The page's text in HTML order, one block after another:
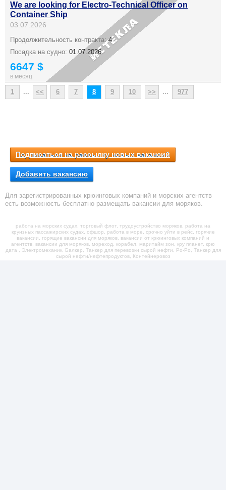
We are looking for Electro-Technical Officer on
Container Ship
03.07.2026
Продолжительность контракта:4
Посадка на судно: 01.07.2026
6647 $
в месяц
1 ... << 6 7 8 9 10 >> ... 977
Подписаться на рассылку новых вакансий
Добавить вакансию
Для зарегистрированных крюинговых компаний и морских агентств
есть возможность бесплатно размещать вакансии для моряков.
работа на морских судах, торговый флот, трудоустройство моряков, работа на
круизных пассажирских судах, офшор, работа в море, срочно уйти в рейс, горячие
вакансии, горящие вакансии для моряков, вакансии от крюинговых компаний и
агентств, вакансии для моряков, мореход, корабел, маритайм зон, кру планет, крю
дата , Электромеханик, Балкер, Танкер для перевозки сырой нефти, Ро-Ро, Танкер для
сырой нефти/нефтепродуктов, Контейнеровоз